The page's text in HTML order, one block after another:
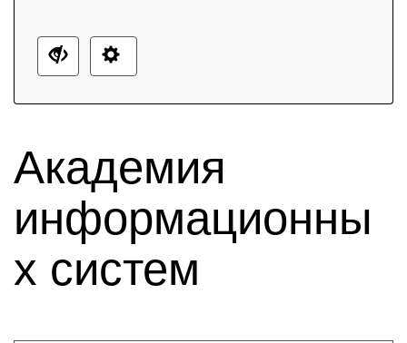
Академия
информационны
х систем